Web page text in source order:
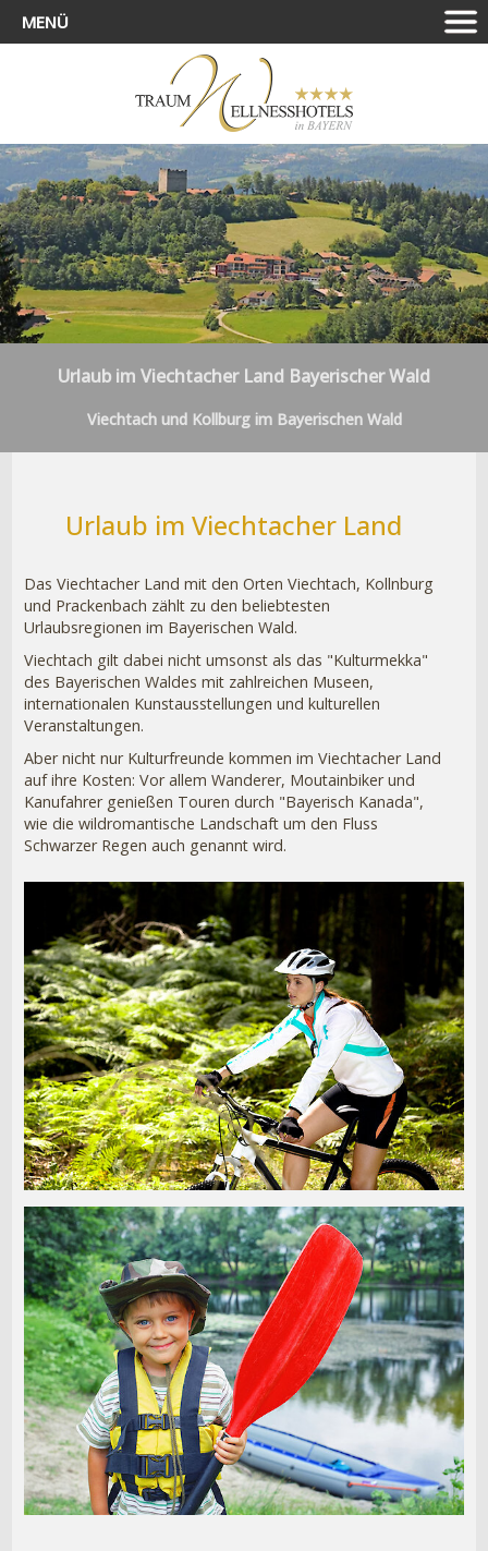
MENÜ
Urlaub im Viechtacher Land Bayerischer Wald
Viechtach und Kollburg im Bayerischen Wald
Urlaub im Viechtacher Land
Das Viechtacher Land mit den Orten Viechtach, Kollnburg
und Prackenbach zählt zu den beliebtesten
Urlaubsregionen im Bayerischen Wald.
Viechtach gilt dabei nicht umsonst als das "Kulturmekka"
des Bayerischen Waldes mit zahlreichen Museen,
internationalen Kunstausstellungen und kulturellen
Veranstaltungen.
Aber nicht nur Kulturfreunde kommen im Viechtacher Land
auf ihre Kosten: Vor allem Wanderer, Moutainbiker und
Kanufahrer genießen Touren durch "Bayerisch Kanada",
wie die wildromantische Landschaft um den Fluss
Schwarzer Regen auch genannt wird.